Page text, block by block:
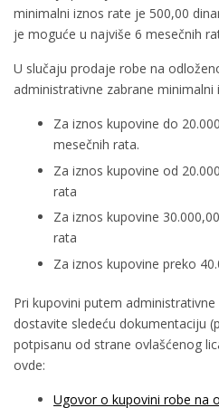
minimalni iznos rate je 500,00
je moguće u najviše 6 mesečnih
U slučaju prodaje robe na
administrativne zabrane
Za iznos kupovine do
mesečnih rata.
Za iznos kupovine od
rata
Za iznos kupovine
rata
Za iznos kupovine preko
Pri kupovini putem
dostavite sledeću dokumentaciju
potpisanu od strane ovlašćenog
ovde:
Ugovor o kupovini robe na